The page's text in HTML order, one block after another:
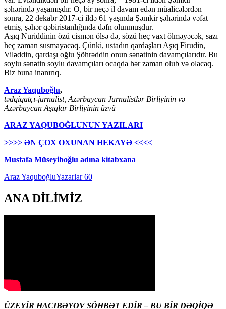
şəhərində yaşamışdır. O, bir neçə il davam edən müalicələrdən
sonra, 22 dekabr 2017-ci ildə 61 yaşında Şəmkir şəhərində vəfat
etmiş, şəhər qəbiristanlığında dəfn olunmuşdur.
Aşıq Nuriddinin özü cismən ölsə də, sözü heç vaxt ölməyəcək, sazı
heç zaman susmayacaq. Çünki, ustadın qardaşları Aşıq Firudin,
Viləddin, qardaşı oğlu Şöhrəddin onun sənətinin davamçılarıdır. Bu
soylu sənətin soylu davamçıları ocaqda hər zaman olub və olacaq.
Biz buna inanırıq.
Araz Yaquboğlu,
tədqiqatçı-jurnalist, Azərbaycan Jurnalistlər Birliyinin və
Azərbaycan Aşıqlar Birliyinin üzvü
ARAZ YAQUBOĞLUNUN YAZILARI
>>>> ƏN ÇOX OXUNAN HEKAYƏ <<<<
Mustafa Müseyiboğlu adına kitabxana
Araz YaquboğluYazarlar 60
ANA DİLİMİZ
ÜZEYİR HACIBƏYOV SÖHBƏT EDİR – BU BİR DƏQİQƏ